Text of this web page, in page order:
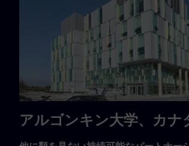
アルゴンキン大学、カナ